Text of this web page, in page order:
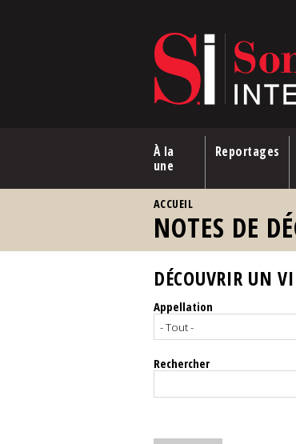
À la
une
Reportages
ACCUEIL
NOTES DE
DÉCOUVRIR UN
Appellation
Rechercher